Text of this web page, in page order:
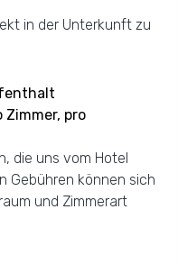
in der Unterkunft zu
Zimmer, pro
die uns vom Hotel
Gebühren können sich
und Zimmerart